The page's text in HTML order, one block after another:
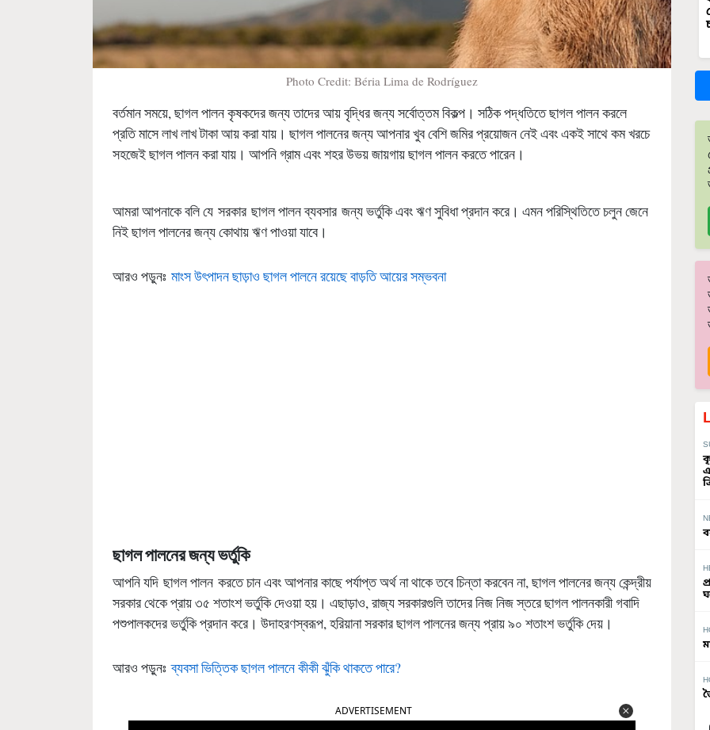
Photo Credit: Béria Lima de Rodríguez
বর্তমান সময়ে, ছাগল পালন কৃষকদের জন্য তাদের আয় বৃদ্ধির জন্য সর্বোত্তম বিকল্প। সঠিক পদ্ধতিতে ছাগল পালন করলে
প্রতি মাসে লাখ লাখ টাকা আয় করা যায়। ছাগল পালনের জন্য আপনার খুব বেশি জমির প্রয়োজন নেই এবং একই সাথে কম খরচে
সহজেই ছাগল পালন করা যায়। আপনি গ্রাম এবং শহর উভয় জায়গায় ছাগল পালন করতে পারেন।
আমরা আপনাকে বলি যে সরকার ছাগল পালন ব্যবসার জন্য ভর্তুকি এবং ঋণ সুবিধা প্রদান করে। এমন পরিস্থিতিতে চলুন জেনে
নিই ছাগল পালনের জন্য কোথায় ঋণ পাওয়া যাবে।
আরও পড়ুনঃ মাংস উৎপাদন ছাড়াও ছাগল পালনে রয়েছে বাড়তি আয়ের সম্ভবনা
ছাগলপালনেরজন্যভর্তুকি
আপনি যদি ছাগল পালন করতে চান এবং আপনার কাছে পর্যাপ্ত অর্থ না থাকে তবে চিন্তা করবেন না, ছাগল পালনের জন্য কেন্দ্রীয়
সরকার থেকে প্রায় ৩৫ শতাংশ ভর্তুকি দেওয়া হয়। এছাড়াও, রাজ্য সরকারগুলি তাদের নিজ নিজ স্তরে ছাগল পালনকারী গবাদি
পশুপালকদের ভর্তুকি প্রদান করে। উদাহরণস্বরূপ, হরিয়ানা সরকার ছাগল পালনের জন্য প্রায় ৯০ শতাংশ ভর্তুকি দেয়।
আরও পড়ুনঃব্যবসা ভিত্তিক ছাগল পালনে কীকী ঝুঁকি থাকতে পারে?
ADVERTISEMENT